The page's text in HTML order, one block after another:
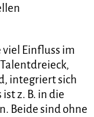
viel Einfluss im
integriert sich
z. B. in die
Beide sind ohne